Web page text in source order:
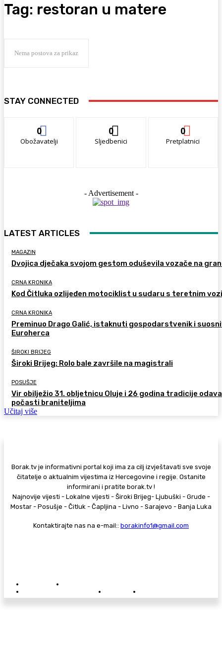
Tag: restoran u matere
Nema postova za prikaz
STAY CONNECTED
0
Obožavatelji
0
Sljedbenici
0
Pretplatnici
- Advertisement -
LATEST ARTICLES
MAGAZIN
Dvojica dječaka svojom gestom oduševila vozače na
CRNA KRONIKA
Kod Čitluka ozlijeđen motociklist u sudaru s teretnim
CRNA KRONIKA
Preminuo Drago Galić, istaknuti gospodarstvenik i
Euroherca
ŠIROKI BRIJEG
Široki Brijeg: Rolo bale završile na magistrali
POSUŠJE
Vir obilježio 31. obljetnicu Oluje i 26 godina tradicije
počasti braniteljima
Učitaj više
Borak.tv je informativni portal koji ima za cilj izvještavati sve svoje
čitatelje o aktualnim vijestima iz Hercegovine i regije. Ostanite
informirani i pratite borak.tv !
Najnovije vijesti - Lokalne vijesti - Široki Brijeg- Ljubuški - Grude -
Mostar - Posušje - Čitluk - Čapljina - Livno - Sarajevo - Banja Luka
Kontaktirajte nas na e-mail:: borakinfo1@gmail.com